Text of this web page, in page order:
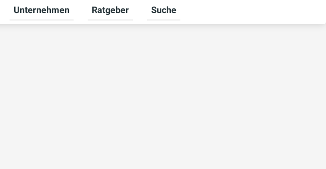
Gewerbekunden umschalten
Untermenü für Karriere umschalten
Unternehmen
Untermenü für Unternehmen umschalten
Ratgeber
Untermenü für Ratgeber umschalten
Suche